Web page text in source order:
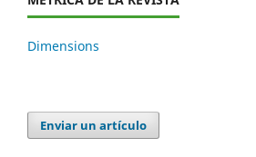
Dimensions
Enviar un artículo